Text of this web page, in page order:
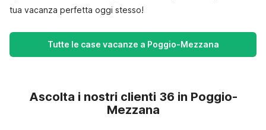
tua vacanza perfetta oggi stesso!
Tutte le case vacanze a Poggio-Mezzana
Ascolta i nostri clienti 36 in Poggio-
Mezzana